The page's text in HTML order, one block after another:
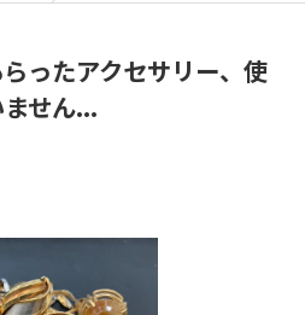
ったアクセサリー、使
せん...